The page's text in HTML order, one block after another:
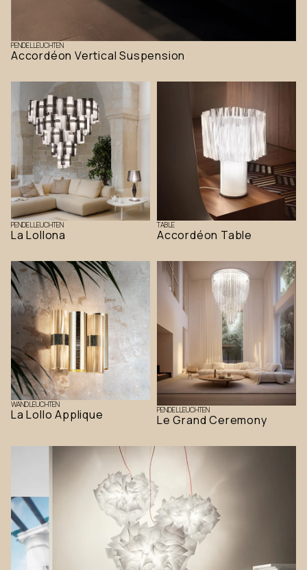
PENDELLEUCHTEN
Accordéon Vertical Suspension
PENDELLEUCHTEN
La Lollona
TABLE
Accordéon Table
WANDLEUCHTEN
La Lollo Applique PENDELLEUCHTEN
Le Grand Ceremony